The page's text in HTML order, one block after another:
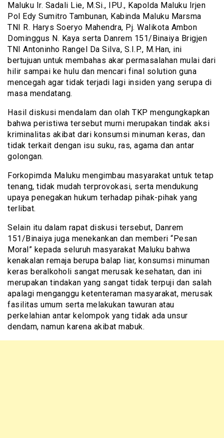
Maluku Ir. Sadali Lie, M.Si., IPU., Kapolda Maluku Irjen
Pol Edy Sumitro Tambunan, Kabinda Maluku Marsma
TNI R. Harys Soeryo Mahendra, Pj. Walikota Ambon
Dominggus N. Kaya serta Danrem 151/Binaiya Brigjen
TNI Antoninho Rangel Da Silva, S.I.P., M.Han, ini
bertujuan untuk membahas akar permasalahan mulai dari
hilir sampai ke hulu dan mencari final solution guna
mencegah agar tidak terjadi lagi insiden yang serupa di
masa mendatang.
Hasil diskusi mendalam dan olah TKP mengungkapkan
bahwa peristiwa tersebut murni merupakan tindak aksi
kriminalitas akibat dari konsumsi minuman keras, dan
tidak terkait dengan isu suku, ras, agama dan antar
golongan.
Forkopimda Maluku mengimbau masyarakat untuk tetap
tenang, tidak mudah terprovokasi, serta mendukung
upaya penegakan hukum terhadap pihak-pihak yang
terlibat.
Selain itu dalam rapat diskusi tersebut, Danrem
151/Binaiya juga menekankan dan memberi “Pesan
Moral” kepada seluruh masyarakat Maluku bahwa
kenakalan remaja berupa balap liar, konsumsi minuman
keras beralkoholi sangat merusak kesehatan, dan ini
merupakan tindakan yang sangat tidak terpuji dan salah
apalagi menganggu ketenteraman masyarakat, merusak
fasilitas umum serta melakukan tawuran atau
perkelahian antar kelompok yang tidak ada unsur
dendam, namun karena akibat mabuk.